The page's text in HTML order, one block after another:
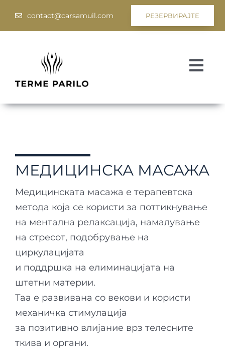
content
contact@carsamuil.com РЕЗЕРВИРАЈТЕ
Хотел Цар Самуил
МЕДИЦИНСКА МАСАЖА
Медицинската масажа е терапевтска
метода која се користи за поттикнување
на ментална релаксација, намалување
на стресот, подобрување на
циркулацијата
и поддршка на елиминацијата на
штетни материи.
Таа е развивана со векови и користи
механичка стимулација
за позитивно влијание врз телесните
ткива и органи.